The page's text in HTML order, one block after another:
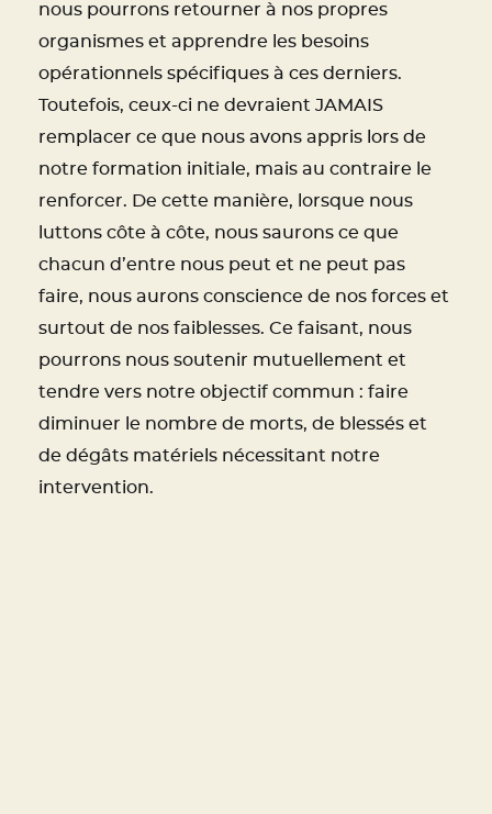
nous pourrons retourner à nos propres
organismes et apprendre les besoins
opérationnels spécifiques à ces derniers.
Toutefois, ceux-ci ne devraient JAMAIS
remplacer ce que nous avons appris lors de
notre formation initiale, mais au contraire le
renforcer. De cette manière, lorsque nous
luttons côte à côte, nous saurons ce que
chacun d’entre nous peut et ne peut pas
faire, nous aurons conscience de nos forces et
surtout de nos faiblesses. Ce faisant, nous
pourrons nous soutenir mutuellement et
tendre vers notre objectif commun : faire
diminuer le nombre de morts, de blessés et
de dégâts matériels nécessitant notre
intervention.